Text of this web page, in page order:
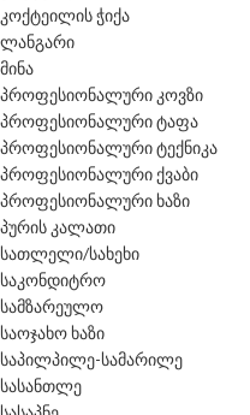
კოქტეილის ჭიქა
ლანგარი
მინა
პროფესიონალური კოვზი
პროფესიონალური ტაფა
პროფესიონალური ტექნიკა
პროფესიონალური ქვაბი
პროფესიონალური ხაზი
პურის კალათი
სათლელი/სახეხი
საკონდიტრო
სამზარეულო
საოჯახო ხაზი
საპილპილე-სამარილე
სასანთლე